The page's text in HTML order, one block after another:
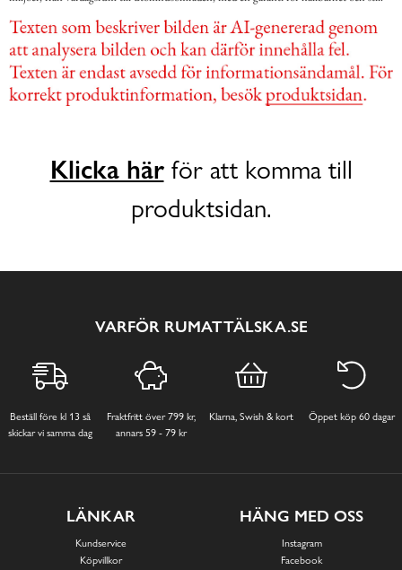
Klicka härför att komma till
produktsidan.
VARFÖR RUMATTÄLSKA.SE
Beställ före kl 13 så
skickar vi samma dag
Fraktfritt över 799 kr,
annars 59 - 79 kr
Klarna, Swish & kort Öppet köp 60 dagar
LÄNKAR
Kundservice
Köpvillkor
HÄNG MED OSS
Instagram
Facebook